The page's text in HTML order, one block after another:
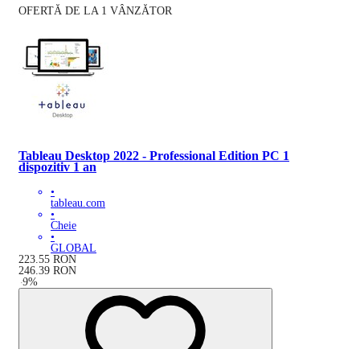
OFERTĂ DE LA 1 VÂNZĂTOR
Tableau Desktop 2022 - Professional Edition PC 1
dispozitiv 1 an
•
tableau.com
•
Cheie
•
GLOBAL
223.55 RON
246.39 RON
-9%